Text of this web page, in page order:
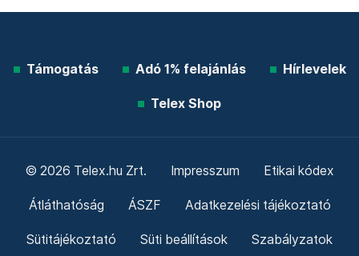
Támogatás Adó 1% felajánlás Hírlevelek
Telex Shop
© 2026 Telex.hu Zrt. Impresszum Etikai kódex
Átláthatóság ÁSZF Adatkezelési tájékoztató
Sütitájékoztató Süti beállítások Szabályzatok